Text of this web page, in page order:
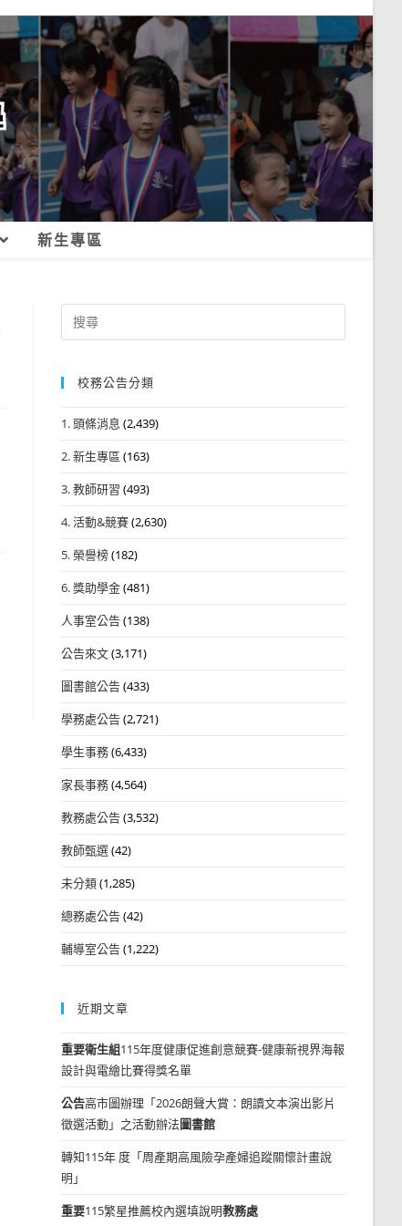
新生專區
Search
for:
校務公告分類
1. 頭條消息 (2,439)
2. 新生專區 (163)
3. 教師研習 (493)
4. 活動&競賽(2,630)
5. 榮譽榜(182)
6. 獎助學金(481)
人事室公告(138)
公告來文(3,171)
圖書館公告(433)
學務處公告(2,721)
學生事務(6,433)
家長事務(4,564)
教務處公告(3,532)
教師甄選(42)
未分類(1,285)
總務處公告(42)
輔導室公告(1,222)
近期文章
重要衛生組115年度健康促進創意競賽-健康新視界海報
設計與電繪比賽得獎名單
公告高市圖辦理「2026朗聲大賞：朗讀文本演出影片
徵選活動」之活動辦法圖書館
轉知115年 度「周產期高風險孕產婦追蹤關懷計畫說
明」
重要115繁星推薦校內選填說明教務處